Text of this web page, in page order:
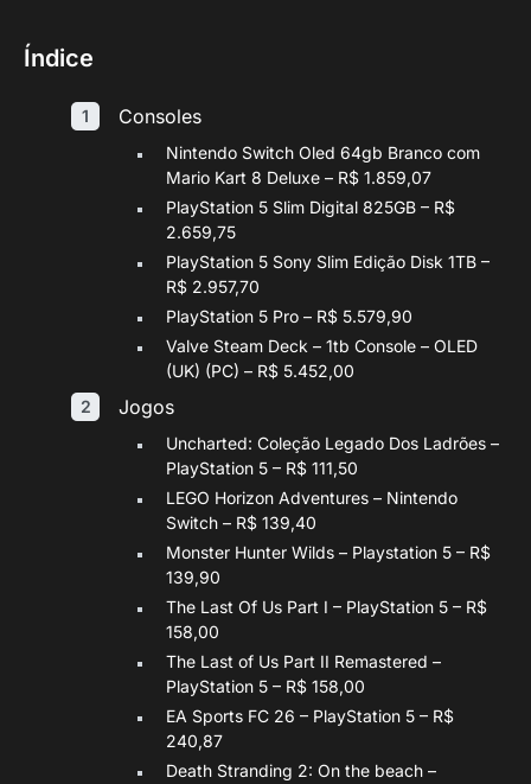
Índice
Consoles
Nintendo Switch Oled 64gb Branco com
Mario Kart 8 Deluxe – R$ 1.859,07
PlayStation 5 Slim Digital 825GB – R$
2.659,75
PlayStation 5 Sony Slim Edição Disk 1TB –
R$ 2.957,70
PlayStation 5 Pro – R$ 5.579,90
Valve Steam Deck – 1tb Console – OLED
(UK) (PC) – R$ 5.452,00
Jogos
Uncharted: Coleção Legado Dos Ladrões –
PlayStation 5 – R$ 111,50
LEGO Horizon Adventures – Nintendo
Switch – R$ 139,40
Monster Hunter Wilds – Playstation 5 – R$
139,90
The Last Of Us Part I – PlayStation 5 – R$
158,00
The Last of Us Part II Remastered –
PlayStation 5 – R$ 158,00
EA Sports FC 26 – PlayStation 5 – R$
240,87
Death Stranding 2: On the beach –